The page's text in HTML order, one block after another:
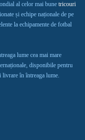
al celor mai bune tricouri
și echipe naționale de pe
la echipamente de fotbal
lume cea mai mare
disponibile pentru
livrare în întreaga lume.